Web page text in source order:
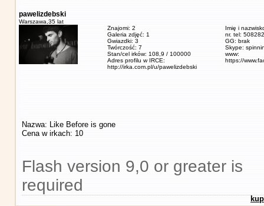
pawelizdebski
Warszawa, 35 lat
Znajomi: 2
Galeria zdjęć: 1
Gwiazdki: 3
Twórczość: 7
Stan/cel irków: 108,9 / 100000
Adres profilu w IRCE:
http://irka.com.pl/u/pawelizdebski
Imię i
nr. tel:
GG: brak
Skype:
www:
https://
Nazwa: Like Before is gone
Cena w irkach: 10
Flash version 9,0 or greater is
required